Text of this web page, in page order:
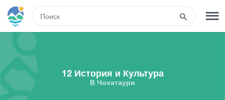
Туры
12 История и Культура
В Чохатаури